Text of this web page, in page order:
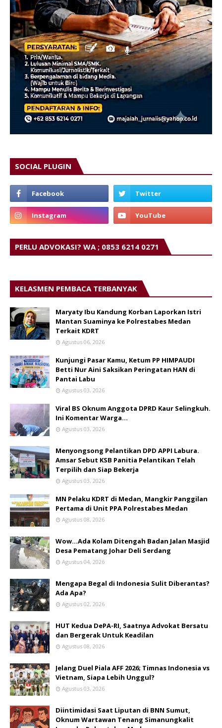
SOCIAL PLUGIN
PERLU ADVOKASI? WA ; 0853 6214 0271
KELASMEN PEMBACA TERBANYAK
Maryaty Ibu Kandung Korban Laporkan Istri
Mantan Suaminya ke Polrestabes Medan
Terkait KDRT
Agustus 06, 2026
Kunjungi Pasar Kamu, Ketum PP HIMPAUDI
Betti Nur Aini Saksikan Peringatan HAN di
Pantai Labu
Agustus 03, 2026
Viral BS Oknum Anggota DPRD Kaur Selingkuh.
Ini Komentar Warga…
Agustus 03, 2026
Menyongsong Pelantikan DPD APPI Labura.
Amsar Sebut KSB Panitia Pelantikan Telah
Terpilih dan Siap Bekerja
Agustus 03, 2026
MN Pelaku KDRT di Medan, Mangkir Panggilan
Pertama di Unit PPA Polrestabes Medan
Agustus 08, 2026
Wow...Ada Kolam Ditengah Badan Jalan Masjid
Desa Pematang Johar Deli Serdang
Agustus 04, 2026
Mengapa Begal di Indonesia Sulit Diberantas?
Ada Apa?
Agustus 02, 2026
HUT Kedua DePA-RI, Saatnya Advokat Bersatu
dan Bergerak Untuk Keadilan
Agustus 08, 2026
Jelang Duel Piala AFF 2026; Timnas Indonesia vs
Vietnam, Siapa Lebih Unggul?
Agustus 03, 2026
Diintimidasi Saat Liputan di BNN Sumut,
Oknum Wartawan Tenang Simanungkalit